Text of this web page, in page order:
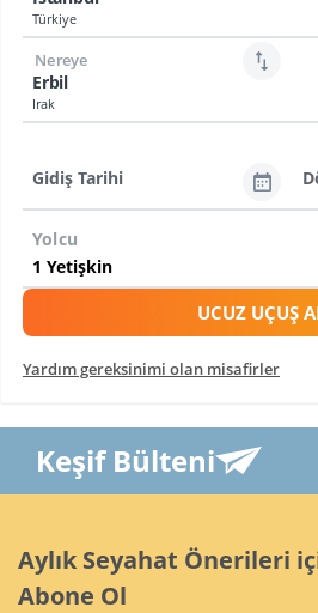
Türkiye
Erbil
Irak
Nereye
Gidiş Tarihi
Yolcu
UCUZ UÇUŞ
Yardım gereksinimi olan misafirler
Keşif Bülteni
Aylık Seyahat Önerileri
Abone Ol